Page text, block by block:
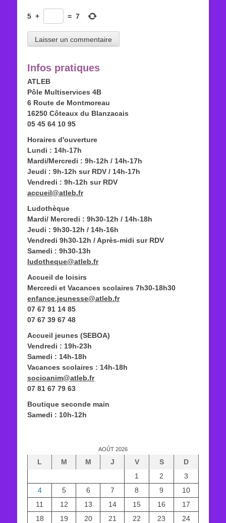
5 + = 7
Infos pratiques
ATLEB
Pôle Multiservices 4B
6 Route de Montmoreau
16250 Côteaux du Blanzacais
05 45 64 10 95
Horaires d'ouverture
Lundi : 14h-17h
Mardi/Mercredi : 9h-12h / 14h-17h
Jeudi : 9h-12h sur RDV / 14h-17h
Vendredi : 9h-12h sur RDV
accueil@atleb.fr
Ludothèque
Mardi/ Mercredi : 9h30-12h / 14h-18h
Jeudi : 9h30-12h / 14h-16h
Vendredi 9h30-12h / Après-midi sur RDV
Samedi : 9h30-13h
ludotheque@atleb.fr
Accueil de loisirs
Mercredi et Vacances scolaires 7h30-18h30
enfance.jeunesse@atleb.fr
07 67 91 14 85
07 67 39 67 48
Accueil jeunes (SEBOA)
Vendredi : 19h-23h
Samedi : 14h-18h
Vacances scolaires : 14h-18h
socioanim@atleb.fr
07 81 67 79 63
Boutique seconde main
Samedi : 10h-12h
AOÛT 2026
L M M J V S
D
1
2
3
4
5 6 7 8 9
10
11
12 13 14 15 16
17
18
19 20 21 22 23
24